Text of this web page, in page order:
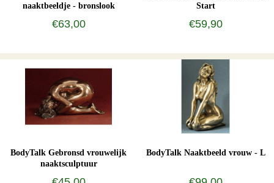
naaktbeeldje - bronslook
€63,00
Start
€59,90
BodyTalk Gebronsd vrouwelijk
naaktsculptuur
BodyTalk Naaktbeeld vrouw - L